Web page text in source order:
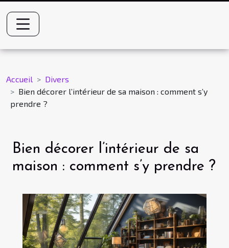
Accueil
Divers
Bien décorer l’intérieur de sa maison : comment s’y
prendre ?
Bien décorer l’intérieur de sa
maison : comment s’y prendre ?